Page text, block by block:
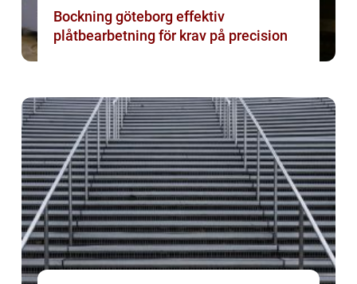
Bockning göteborg effektiv
plåtbearbetning för krav på precision